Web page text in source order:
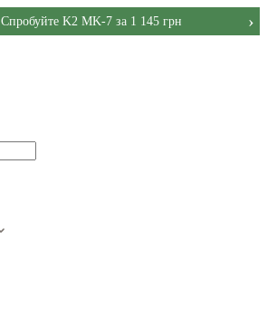
Спробуйте K2 MK-7 за 1 145 грн ›